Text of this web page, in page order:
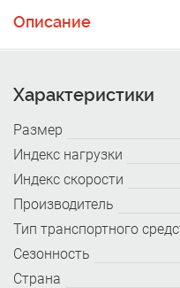
Описание
Характеристики
Размер
Индекс нагрузки
Индекс скорости
Производитель
Тип транспортного
Сезонность
Страна